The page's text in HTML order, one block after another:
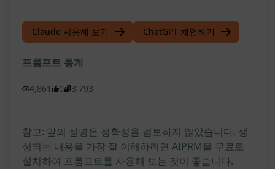
Claude 사용해 보기 ChatGPT 체험하기
프롬프트 통계
4,861 0 3,793
참고: 앞의 설명은 정확성을 검토하지 않았습니다. 생
성되는 내용을 가장 잘 이해하려면 AIPRM을 무료로
설치하여 프롬프트를 사용해 보는 것이 좋습니다.